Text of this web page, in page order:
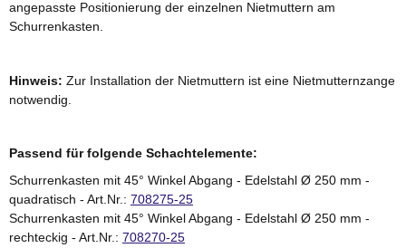
angepasste Positionierung der einzelnen Nietmuttern am
Schurrenkasten.
Hinweis: Zur Installation der Nietmuttern ist eine Nietmutternzange
notwendig.
Passend für folgende Schachtelemente:
Schurrenkasten mit 45° Winkel Abgang - Edelstahl Ø 250 mm -
quadratisch - Art.Nr.: 708275-25
Schurrenkasten mit 45° Winkel Abgang - Edelstahl Ø 250 mm -
rechteckig - Art.Nr.: 708270-25